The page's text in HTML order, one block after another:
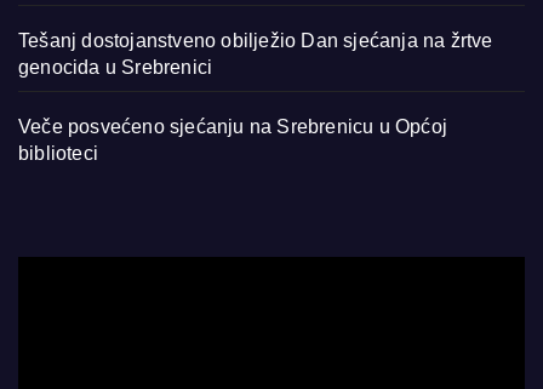
Tešanj dostojanstveno obilježio Dan sjećanja na žrtve
genocida u Srebrenici
Veče posvećeno sjećanju na Srebrenicu u Općoj
biblioteci